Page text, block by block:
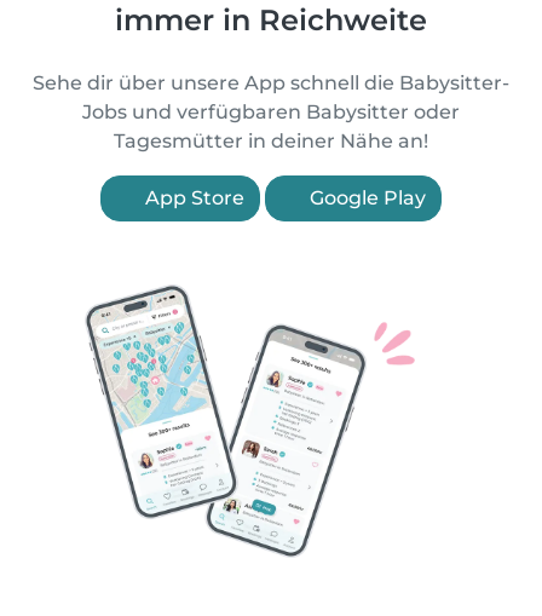
immer in Reichweite
Sehe dir über unsere App schnell die Babysitter-
Jobs und verfügbaren Babysitter oder
Tagesmütter in deiner Nähe an!
App Store Google Play